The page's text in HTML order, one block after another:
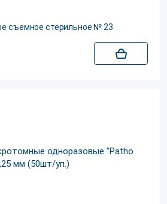
съемное стерильное № 23